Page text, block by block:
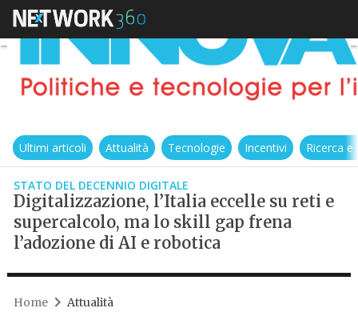
Ultimi articoli Attualità Tecnologie Incentivi Ricerca
STATO DEL DECENNIO DIGITALE
Digitalizzazione, l’Italia eccelle su reti e
supercalcolo, ma lo skill gap frena
l’adozione di AI e robotica
Home Attualità